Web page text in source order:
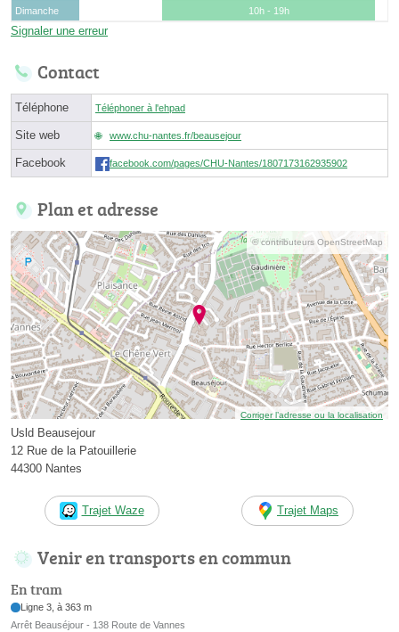
Dimanche
10h - 19h
Signaler une erreur
Contact
Téléphone Téléphoner à l'ehpad
Site web www.chu-nantes.fr/beausejour
Facebook facebook.com/pages/CHU-Nantes/1807173162935902
Plan et adresse
© contributeurs OpenStreetMap
Corriger l’adresse ou la localisation
Usld Beausejour
12 Rue de la Patouillerie
44300 Nantes
Trajet Waze Trajet Maps
Venir en transports en commun
En tram
Ligne 3, à 363 m
Arrêt Beauséjour - 138 Route de Vannes